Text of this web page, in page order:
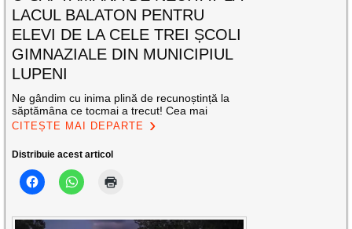
LACUL BALATON PENTRU
ELEVI DE LA CELE TREI ȘCOLI
GIMNAZIALE DIN MUNICIPIUL
LUPENI
Ne gândim cu inima plină de recunoștință la
săptămâna ce tocmai a trecut! Cea mai
CITEȘTE MAI DEPARTE
Distribuie acest articol